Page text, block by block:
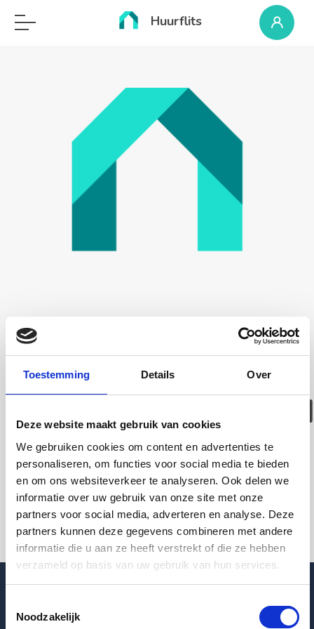
Toestemming Details Over
Deze website maakt gebruik van cookies
We gebruiken cookies om content en advertenties te
personaliseren, om functies voor social media te bieden
en om ons websiteverkeer te analyseren. Ook delen we
informatie over uw gebruik van onze site met onze
partners voor social media, adverteren en analyse. Deze
partners kunnen deze gegevens combineren met andere
informatie die u aan ze heeft verstrekt of die ze hebben
verzameld op basis van uw gebruik van hun services.
Noodzakelijk
Huurflits
Deze woning is
helaas
verhuurd/verwijderd
Pagina niet gevonden
Terug naar woningoverzicht
Blogpost